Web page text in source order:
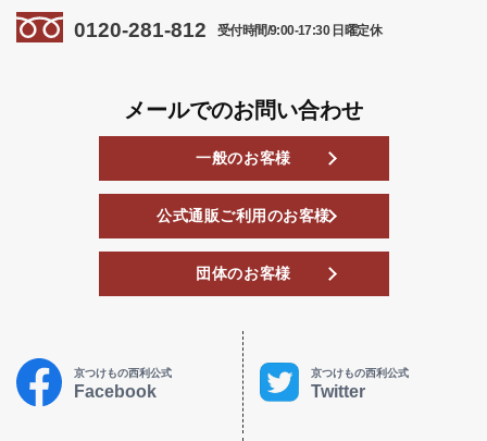
0120-281-812 受付時間/9:00-17:30 日曜定休
メールでのお問い合わせ
一般のお客様
公式通販ご利用のお客様
団体のお客様
京つけもの西利公式
Facebook
京つけもの西利公式
Twitter